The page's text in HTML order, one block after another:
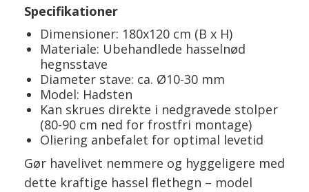
Specifikationer
Dimensioner: 180x120 cm (B x H)
Materiale: Ubehandlede hasselnød
hegnsstave
Diameter stave: ca. Ø10-30 mm
Model: Hadsten
Kan skrues direkte i nedgravede stolper
(80-90 cm ned for frostfri montage)
Oliering anbefalet for optimal levetid
Gør havelivet nemmere og hyggeligere med
dette kraftige hassel flethegn – model